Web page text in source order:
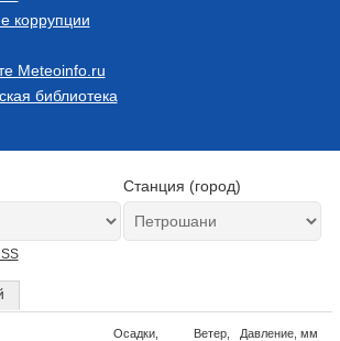
коррупции
Meteoinfo.ru
библиотека
Станция (город)
Осадки,
Ветер,
Давление, мм